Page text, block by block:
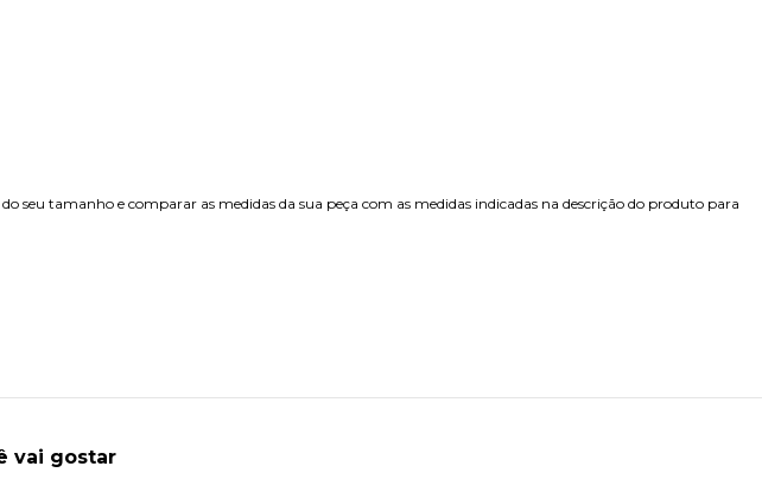
seu tamanho e comparar as medidas da sua peça com as medidas indicadas na descrição do produto para
vai gostar